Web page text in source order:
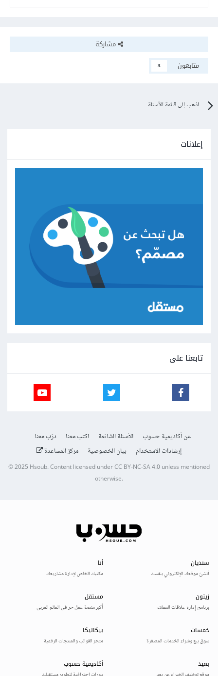
مشاركة
متابعون
3
اذهب إلى قائمة الأسئلة
إعلانات
تابعنا على
عن أكاديمية حسوب الأسئلة الشائعة اكتب معنا
درّب معنا
إرشادات الاستخدام
بيان الخصوصية مركز المساعدة
© 2025Hsoub.Content licensed underCC BY-NC-SA 4.0unless mentioned
otherwise.